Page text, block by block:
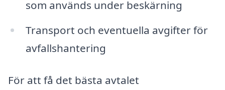
som används under beskärning
Transport och eventuella avgifter för
avfallshantering
För att få det bästa avtalet